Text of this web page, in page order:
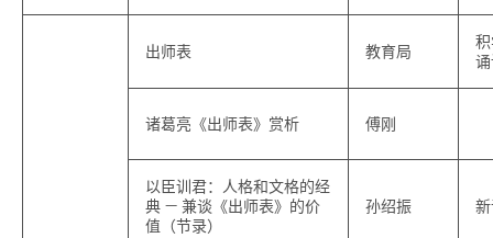
出师表 教育局
诸葛亮《出师表》赏析 傅刚
以臣训君：人格和文格的经
典 — 兼谈《出师表》的价
值（节录）
孙绍振